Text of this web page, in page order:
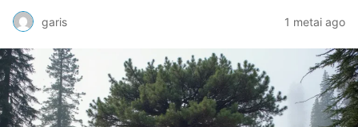
garis 1 metai ago